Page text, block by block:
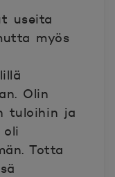
useita
myös
Olin
tuloihin ja
oli
Totta